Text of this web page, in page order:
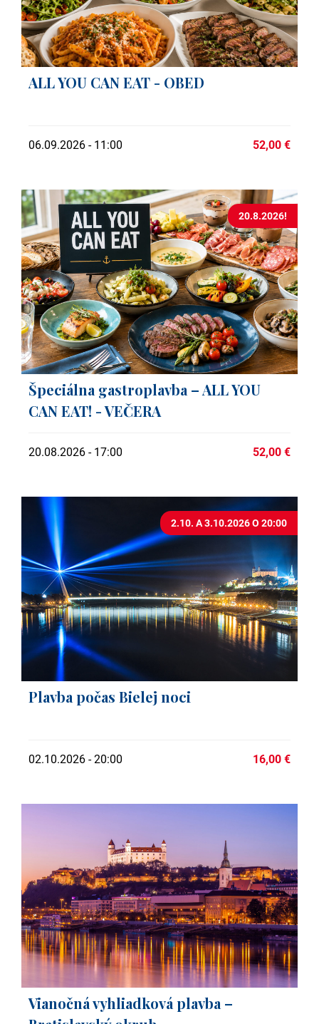
ALL YOU CAN EAT - OBED
06.09.2026 - 11:00 52,00 €
20.8.2026!
Špeciálna gastroplavba – ALL YOU
CAN EAT! - VEČERA
20.08.2026 - 17:00 52,00 €
2.10. A 3.10.2026 O 20:00
Plavba počas Bielej noci
02.10.2026 - 20:00 16,00 €
Vianočná vyhliadková plavba –